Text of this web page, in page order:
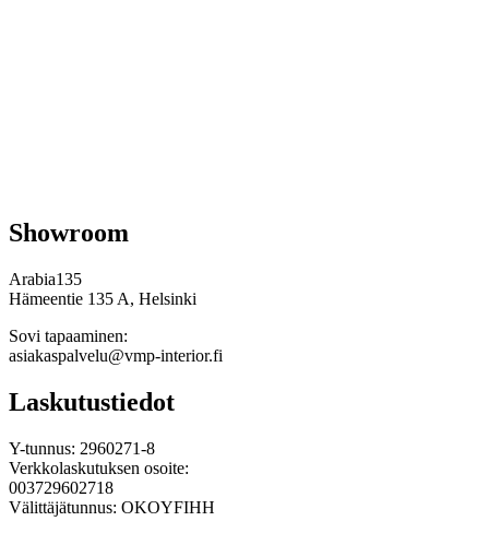
Showroom
Arabia135
Hämeentie 135 A, Helsinki
Sovi tapaaminen:
asiakaspalvelu@vmp-interior.fi
Laskutustiedot
Y-tunnus: 2960271-8
Verkkolaskutuksen osoite:
003729602718
Välittäjätunnus: OKOYFIHH